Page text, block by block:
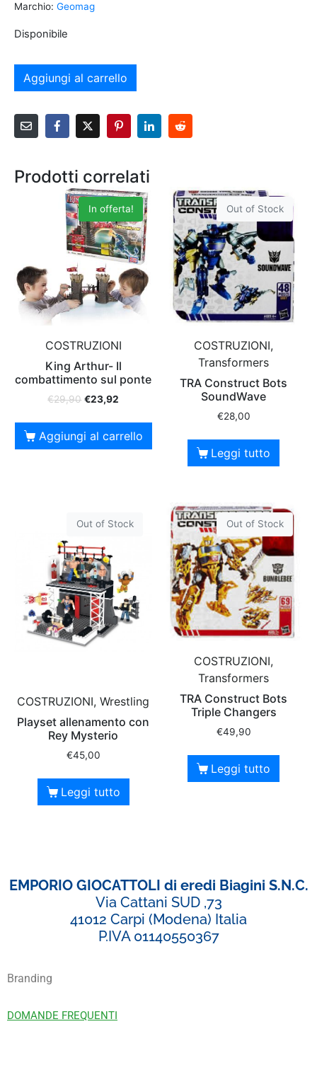
Marchio: Geomag
Disponibile
Aggiungi al carrello
Prodotti correlati
In offerta!
COSTRUZIONI
King Arthur- Il
combattimento sul ponte
€29,90 €23,92
Aggiungi al carrello
Out of Stock
COSTRUZIONI,
Transformers
TRA Construct Bots
SoundWave
€28,00
Leggi tutto
Out of Stock
COSTRUZIONI, Wrestling
Playset allenamento con
Rey Mysterio
€45,00
Leggi tutto
Out of Stock
COSTRUZIONI,
Transformers
TRA Construct Bots
Triple Changers
€49,90
Leggi tutto
EMPORIO GIOCATTOLI di eredi Biagini S.N.C.
Via Cattani SUD ,73
41012 Carpi (Modena) Italia
P.IVA 01140550367
Branding
DOMANDE FREQUENTI